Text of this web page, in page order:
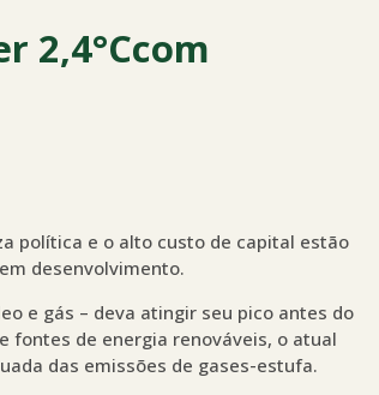
2,4°Ccom
política e o alto custo de capital estão
desenvolvimento.
e gás – deva atingir seu pico antes do
fontes de energia renováveis, o atual
das emissões de gases-estufa.